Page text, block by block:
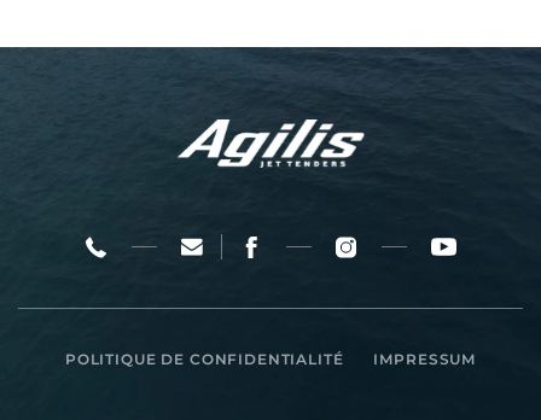
POLITIQUE DE CONFIDENTIALITÉ IMPRESSUM